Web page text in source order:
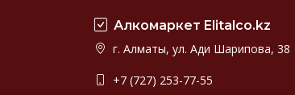
Алкомаркет Elitalco.kz
г. Алматы, ул. Ади Шарипова, 38
+7 (727) 253-77-55